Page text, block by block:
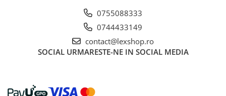
Altele
0755088333
0744433149
contact@lexshop.ro
SOCIAL URMARESTE-NE IN SOCIAL MEDIA